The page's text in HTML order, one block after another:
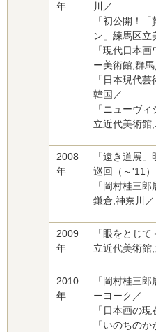
年
川／
「初公開！
ン」練馬区立
「現代日本
ー美術館,群馬
「日本現代
韓国／
「ニューヴ
立近代美術館
2008
年
「遠き道展
巡回（～'11）
「岡村桂三
鎌倉,神奈川／
2009
年
「眼をとじ
立近代美術館
2010
年
「岡村桂三
ーヨーク／
「日本画の
「いのちの